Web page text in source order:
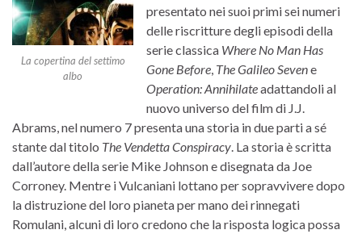
La copertina del settimo
albo
presentato nei suoi primi sei numeri
delle riscritture degli episodi della
serie classica Where No Man Has
Gone Before The Galileo Sevene
Operation: Annihilateadattandoli al
nuovo universo del film di J.J.
Abrams, nel numero 7 presenta una storia in due parti a sé
stante dal titolo The Vendetta Conspiracy . La storia è scritta
dall’autore della serie Mike Johnson e disegnata da Joe
Corroney. Mentre i Vulcaniani lottano per sopravvivere dopo
la distruzione del loro pianeta per mano dei rinnegati
Romulani, alcuni di loro credono che la risposta logica possa